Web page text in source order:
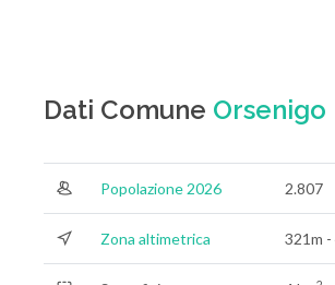
Dati Comune Orsenigo
Popolazione 2026 2.807
Zona altimetrica 321m -